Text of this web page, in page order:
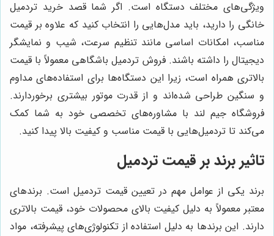
ویژگی‌های مختلف دستگاه است. اگر شما قصد خرید تردمیل
خانگی را دارید، باید مدل‌هایی را انتخاب کنید که علاوه بر قیمت
مناسب، امکانات اساسی مانند تنظیم سرعت، شیب و نمایشگر
دیجیتال را داشته باشند. فروش تردمیل باشگاهی معمولاً با قیمت
بالاتری همراه است، زیرا این دستگاه‌ها برای استفاده‌های مداوم
و سنگین طراحی شده‌اند و از قدرت موتور بیشتری برخوردارند.
فروشگاه جیم لند با مشاوره‌های تخصصی خود به شما کمک
می‌کند تا تردمیل‌هایی با قیمت مناسب و کیفیت بالا پیدا کنید.
تاثیر برند بر قیمت تردمیل
برند یکی از عوامل مهم در تعیین قیمت تردمیل است. برندهای
معتبر معمولاً به دلیل کیفیت بالای محصولات خود، قیمت بالاتری
دارند. این برندها به دلیل استفاده از تکنولوژی‌های پیشرفته، مواد